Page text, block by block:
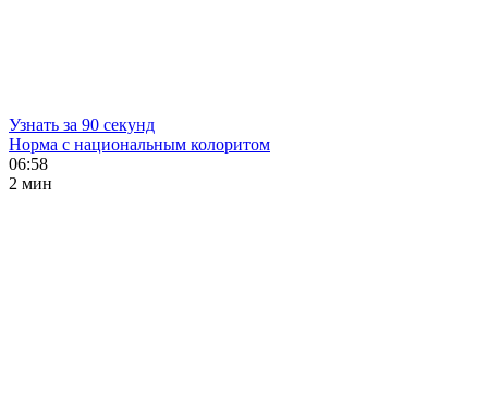
Узнать за 90 секунд
Норма с национальным колоритом
06:58
2 мин